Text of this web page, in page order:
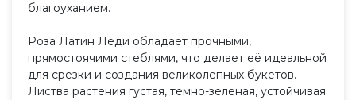
благоуханием.
Роза Латин Леди обладает прочными,
прямостоячими стеблями, что делает её идеальной
для срезки и создания великолепных букетов.
Листва растения густая, темно-зеленая, устойчивая